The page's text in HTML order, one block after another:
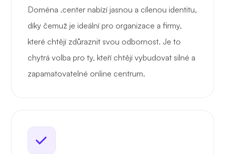
Doména .center nabízí jasnou a cílenou identitu,
díky čemuž je ideální pro organizace a firmy,
které chtějí zdůraznit svou odbornost. Je to
chytrá volba pro ty, kteří chtějí vybudovat silné a
zapamatovatelné online centrum.